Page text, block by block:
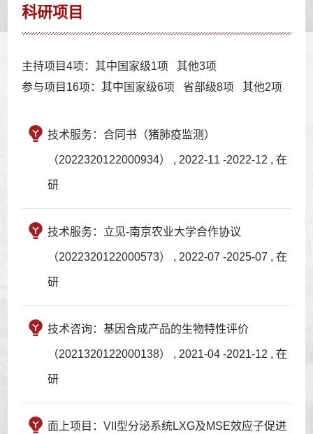
科研项目
主持项目4项：其中国家级1项 其他3项
参与项目16项：其中国家级6项 省部级8项 其他2项
技术服务：合同书（猪肺疫监测）
（2022320122000934） , 2022-11 -2022-12 , 在
研
技术服务：立见-南京农业大学合作协议
（2022320122000573） , 2022-07 -2025-07 , 在
研
技术咨询：基因合成产品的生物特性评价
（2021320122000138） , 2021-04 -2021-12 , 在
研
面上项目：VII型分泌系统LXG及MSE效应子促进